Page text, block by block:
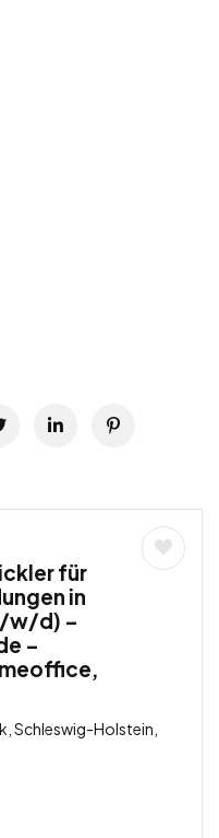
für
in
w/d) –
–
Schleswig-Holstein,